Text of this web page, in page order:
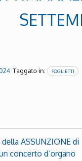
Taggato in: FOGLIETTI
ASSUNZIONE di
concerto d’organo